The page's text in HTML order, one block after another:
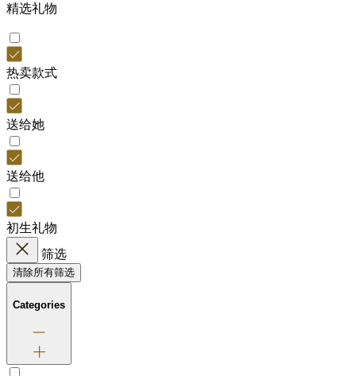
精选礼物
热卖款式
送给她
送给他
初生礼物
筛选
清除所有筛选
Categories